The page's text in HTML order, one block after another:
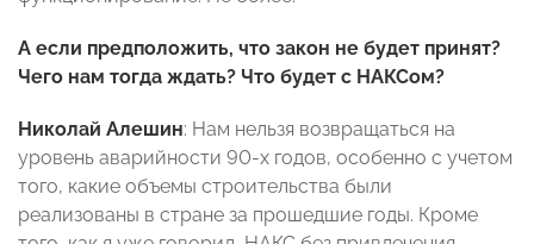
А если предположить, что закон не будет принят?
Чего нам тогда ждать? Что будет с НАКСом?
Николай Алешин: Нам нельзя возвращаться на
уровень аварийности 90-х годов, особенно с учетом
того, какие объемы строительства были
реализованы в стране за прошедшие годы. Кроме